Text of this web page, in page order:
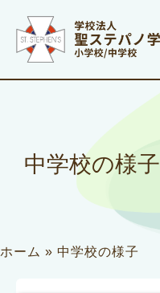
中学校の様子
ホーム » 中学校の様子